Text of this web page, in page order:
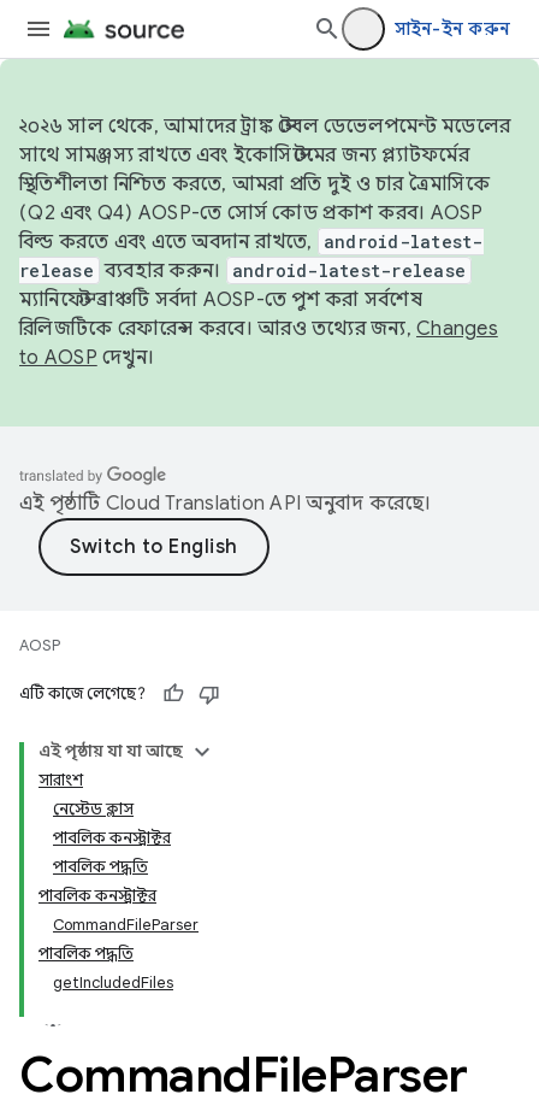
সাইন-ইন করুন
২০২৬ সাল থেকে, আমাদের ট্রাঙ্ক স্টেবল ডেভেলপমেন্ট মডেলের
সাথে সামঞ্জস্য রাখতে এবং ইকোসিস্টেমের জন্য প্ল্যাটফর্মের
স্থিতিশীলতা নিশ্চিত করতে, আমরা প্রতি দুই ও চার ত্রৈমাসিকে
(Q2 এবং Q4) AOSP-তে সোর্স কোড প্রকাশ করব। AOSP
বিল্ড করতে এবং এতে অবদান রাখতে,
android-latest-
release ব্যবহার করুন। android-latest-release
ম্যানিফেস্ট ব্রাঞ্চটি সর্বদা AOSP-তে পুশ করা সর্বশেষ
রিলিজটিকে রেফারেন্স করবে। আরও তথ্যের জন্য, Changes
to AOSP দেখুন।
এই পৃষ্ঠাটি Cloud Translation API অনুবাদ করেছে।
AOSP
এটি কাজে লেগেছে?
এই পৃষ্ঠায় যা যা আছে
সারাংশ
নেস্টেড ক্লাস
পাবলিক কনস্ট্রাক্টর
পাবলিক পদ্ধতি
পাবলিক কনস্ট্রাক্টর
CommandFileParser
পাবলিক পদ্ধতি
getIncludedFiles
CommandFileParser